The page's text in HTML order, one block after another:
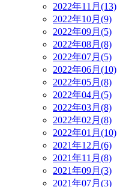
2022年11月(13)
2022年10月(9)
2022年09月(5)
2022年08月(8)
2022年07月(5)
2022年06月(10)
2022年05月(8)
2022年04月(5)
2022年03月(8)
2022年02月(8)
2022年01月(10)
2021年12月(6)
2021年11月(8)
2021年09月(3)
2021年07月(3)